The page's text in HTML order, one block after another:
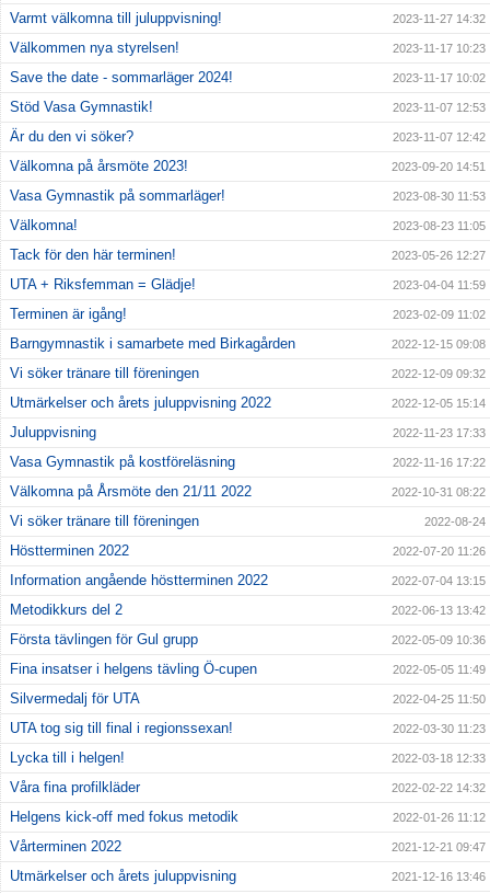
Varmt välkomna till juluppvisning! 2023-11-27 14:32
Välkommen nya styrelsen! 2023-11-17 10:23
Save the date - sommarläger 2024! 2023-11-17 10:02
Stöd Vasa Gymnastik! 2023-11-07 12:53
Är du den vi söker? 2023-11-07 12:42
Välkomna på årsmöte 2023! 2023-09-20 14:51
Vasa Gymnastik på sommarläger! 2023-08-30 11:53
Välkomna! 2023-08-23 11:05
Tack för den här terminen! 2023-05-26 12:27
UTA + Riksfemman = Glädje! 2023-04-04 11:59
Terminen är igång! 2023-02-09 11:02
Barngymnastik i samarbete med Birkagården 2022-12-15 09:08
Vi söker tränare till föreningen 2022-12-09 09:32
Utmärkelser och årets juluppvisning 2022 2022-12-05 15:14
Juluppvisning 2022-11-23 17:33
Vasa Gymnastik på kostföreläsning 2022-11-16 17:22
Välkomna på Årsmöte den 21/11 2022 2022-10-31 08:22
Vi söker tränare till föreningen 2022-08-24
Höstterminen 2022 2022-07-20 11:26
Information angående höstterminen 2022 2022-07-04 13:15
Metodikkurs del 2 2022-06-13 13:42
Första tävlingen för Gul grupp 2022-05-09 10:36
Fina insatser i helgens tävling Ö-cupen 2022-05-05 11:49
Silvermedalj för UTA 2022-04-25 11:50
UTA tog sig till final i regionssexan! 2022-03-30 11:23
Lycka till i helgen! 2022-03-18 12:33
Våra fina profilkläder 2022-02-22 14:32
Helgens kick-off med fokus metodik 2022-01-26 11:12
Vårterminen 2022 2021-12-21 09:47
Utmärkelser och årets juluppvisning 2021-12-16 13:46